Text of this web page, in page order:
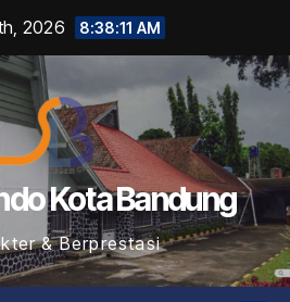
2026 8:38:12 AM
Kota Bandung
& Berprestasi